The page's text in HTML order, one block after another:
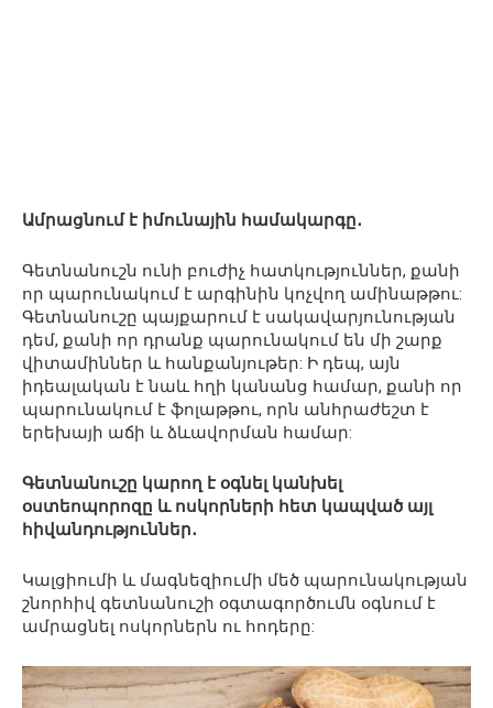
Ամրացնում է իմունային համակարգը․
Գետնանուշն ունի բուժիչ հատկություններ, քանի
որ պարունակում է արգինին կոչվող ամինաթթու:
Գետնանուշը պայքարում է սակավարյունության
դեմ, քանի որ դրանք պարունակում են մի շարք
վիտամիններ և հանքանյութեր: Ի դեպ, այն
իդեալական է նաև հղի կանանց համար, քանի որ
պարունակում է ֆոլաթթու, որն անհրաժեշտ է
երեխայի աճի և ձևավորման համար:
Գետնանուշը կարող է օգնել կանխել
օստեոպորոզը և ոսկորների հետ կապված այլ
հիվանդություններ․
Կալցիումի և մագնեզիումի մեծ պարունակության
շնորհիվ գետնանուշի օգտագործումն օգնում է
ամրացնել ոսկորներն ու հոդերը: